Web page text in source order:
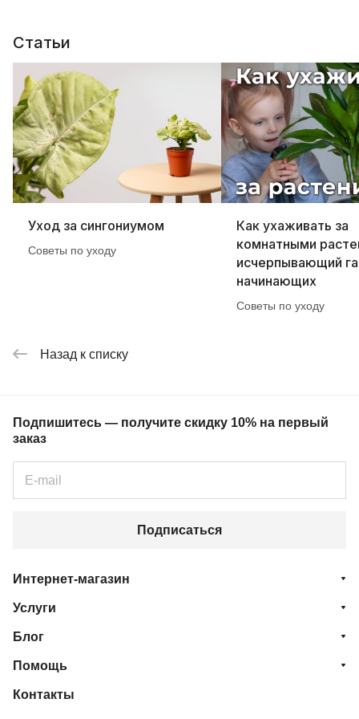
Статьи
Уход за сингониумом
Советы по уходу
Как ухаживать за
комнатными
исчерпывающий
начинающих
Советы по уходу
Назад к списку
Подпишитесь — получите скидку 10% на первый
заказ
Подписаться
Интернет-магазин
Услуги
Блог
Помощь
Контакты